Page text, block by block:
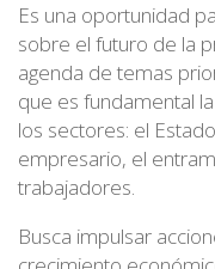
Es una oportunidad
sobre el futuro de la
agenda de temas
que es fundamental
los sectores: el
empresario, el
trabajadores.
Busca impulsar